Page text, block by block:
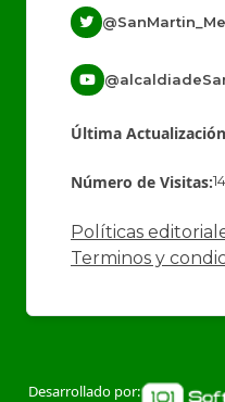
Última
Número de Visitas:
Políticas
Terminos y
Desarrollado por: